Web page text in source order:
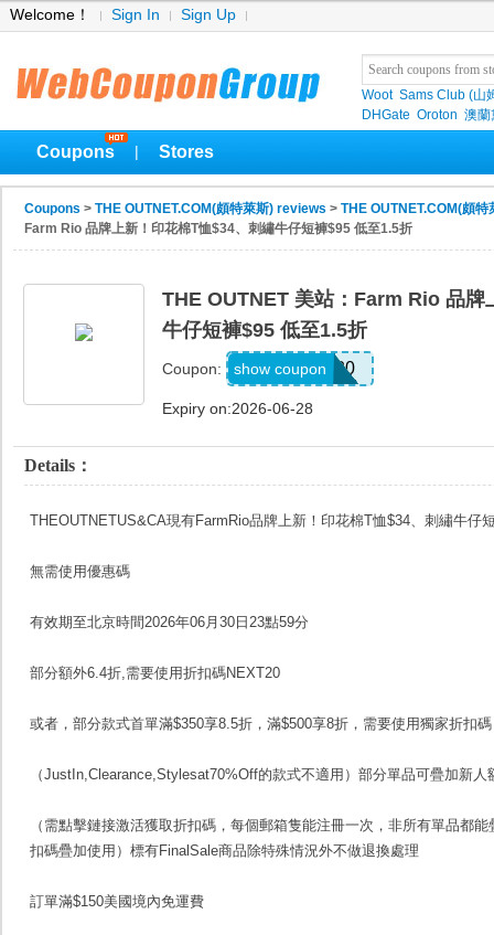
Welcome！ Sign In Sign Up
Woot Sams Club (山
DHGate Oroton 澳蘭
Coupons Stores
Coupons > THE OUTNET.COM(頗特萊斯) reviews > THE OUTNET.COM(頗
Farm Rio 品牌上新！印花棉T恤$34、刺繡牛仔短褲$95 低至1.5折
THE OUTNET 美站：Farm Rio 品牌
牛仔短褲$95 低至1.5折
Coupon: NEXT20
show coupon
Expiry on:2026-06-28
Details：
THEOUTNETUS&CA現有FarmRio品牌上新！印花棉T恤$34、刺繡牛仔
無需使用優惠碼
有效期至北京時間2026年06月30日23點59分
部分額外6.4折,需要使用折扣碼NEXT20
或者，部分款式首單滿$350享8.5折，滿$500享8折，需要使用獨家折扣
（JustIn,Clearance,Stylesat70%Off的款式不適用）部分單品可疊加新
（需點擊鏈接激活獲取折扣碼，每個郵箱隻能注冊一次，非所有單品都
扣碼疊加使用）標有FinalSale商品除特殊情況外不做退換處理
訂單滿$150美國境內免運費